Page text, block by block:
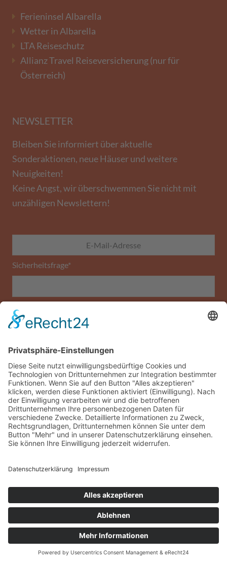
ab1.960,00 €
pro Woche / 10 Personen
Anfragen Jetzt buchen
Ferieninsel Albarella
Wetter in Albarella
LTA Reiseschutz
Allianz Travel Reiseversicherung (nur für
Österreich)
NEWSLETTER
Bleiben Sie informiert über aktuelle
Sonderaktionen, neue Häuser und weitere
Neuigkeiten!
Keine Angst, wir überschwemmen Sie nicht mit
unzähligen Newslettern!
Sicherheitsfrage*
Was ist die Summe aus 4 und 3?
ABONNIEREN
Österreich)